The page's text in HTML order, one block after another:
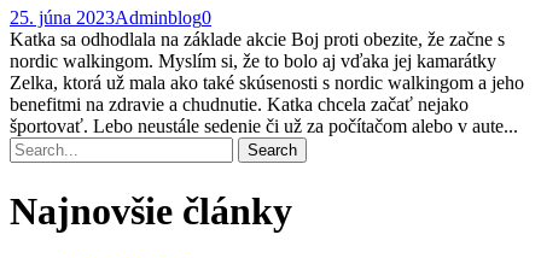
25. júna 2023Adminblog0
Katka sa odhodlala na základe akcie Boj proti obezite, že začne s
nordic walkingom. Myslím si, že to bolo aj vďaka jej kamarátky
Zelka, ktorá už mala ako také skúsenosti s nordic walkingom a jeho
benefitmi na zdravie a chudnutie. Katka chcela začať nejako
športovať. Lebo neustále sedenie či už za počítačom alebo v aute...
Najnovšie články